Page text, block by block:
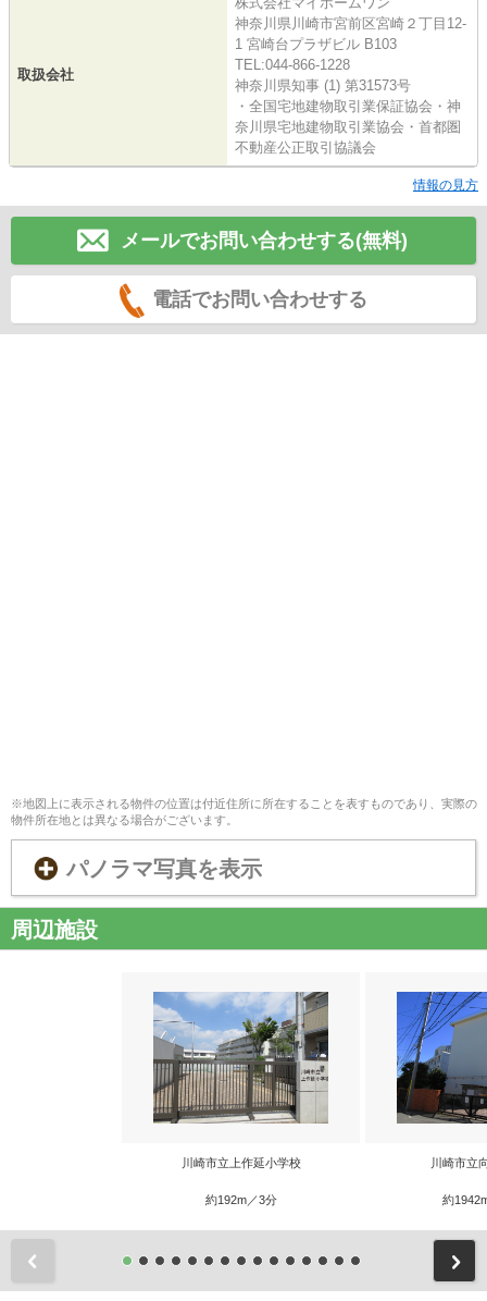
取扱会社
神奈川県川崎市宮前区宮崎２丁目12-
1 宮崎台プラザビル B103
TEL:044-866-1228
神奈川県知事 (1) 第31573号
・全国宅地建物取引業保証協会・神
奈川県宅地建物取引業協会・首都圏
不動産公正取引協議会
情報の見方
メールでお問い合わせする(無料)
電話でお問い合わせする
※地図上に表示される物件の位置は付近住所に所在することを表すものであり、実際の
物件所在地とは異なる場合がございます。
パノラマ写真を表示
周辺施設
川崎市立上作延小学校
約192m／3分
川崎市立
約